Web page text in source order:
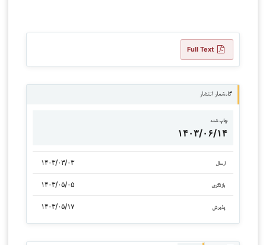
Full Text
گاه‌شمار انتشار
چاپ شده
۱۴۰۳/۰۶/۱۴
ارسال ۱۴۰۳/۰۳/۰۳
بازنگری ۱۴۰۳/۰۵/۰۵
پذیرش ۱۴۰۳/۰۵/۱۷